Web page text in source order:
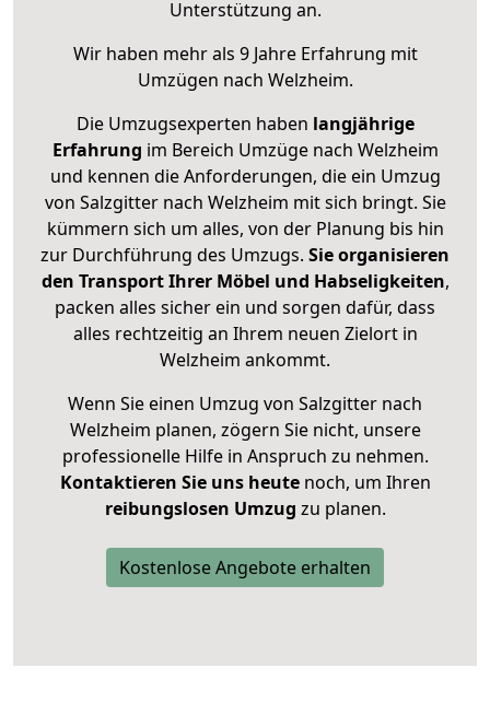
Unterstützung an.
Wir haben mehr als 9 Jahre Erfahrung mit
Umzügen nach Welzheim.
Die Umzugsexperten haben langjährige
Erfahrung im Bereich Umzüge nach Welzheim
und kennen die Anforderungen, die ein Umzug
von Salzgitter nach Welzheim mit sich bringt. Sie
kümmern sich um alles, von der Planung bis hin
zur Durchführung des Umzugs. Sie organisieren
den Transport Ihrer Möbel und Habseligkeiten,
packen alles sicher ein und sorgen dafür, dass
alles rechtzeitig an Ihrem neuen Zielort in
Welzheim ankommt.
Wenn Sie einen Umzug von Salzgitter nach
Welzheim planen, zögern Sie nicht, unsere
professionelle Hilfe in Anspruch zu nehmen.
Kontaktieren Sie uns heutenoch, um Ihren
reibungslosen Umzug zu planen.
Kostenlose Angebote erhalten